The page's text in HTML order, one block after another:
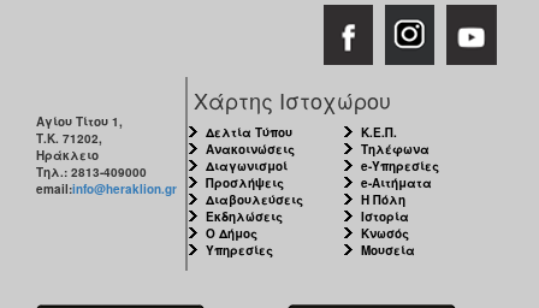
Αγίου Τίτου 1,
Τ.Κ. 71202,
Ηράκλειο
Τηλ.: 2813-409000
email:info@heraklion.gr
Χάρτης Ιστοχώρου
Δελτία Τύπου
Ανακοινώσεις
Διαγωνισμοί
Προσλήψεις
Διαβουλεύσεις
Εκδηλώσεις
Ο Δήμος
Υπηρεσίες
Κ.Ε.Π.
Τηλέφωνα
e-Υπηρεσίες
e-Αιτήματα
Η Πόλη
Ιστορία
Κνωσός
Μουσεία